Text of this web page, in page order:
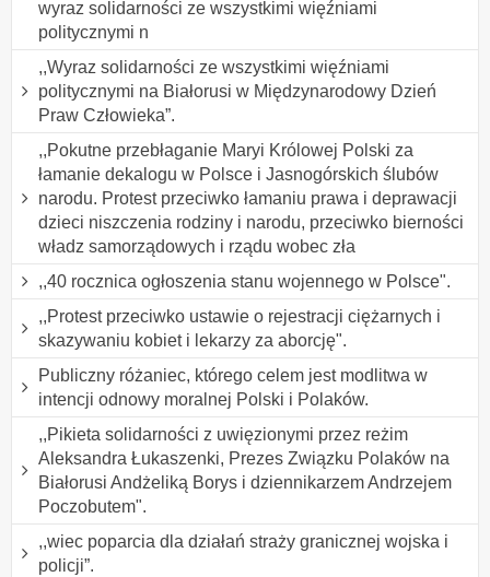
wyraz solidarności ze wszystkimi więźniami
politycznymi n
,,Wyraz solidarności ze wszystkimi więźniami
politycznymi na Białorusi w Międzynarodowy Dzień
Praw Człowieka”.
,,Pokutne przebłaganie Maryi Królowej Polski za
łamanie dekalogu w Polsce i Jasnogórskich ślubów
narodu. Protest przeciwko łamaniu prawa i deprawacji
dzieci niszczenia rodziny i narodu, przeciwko bierności
władz samorządowych i rządu wobec zła
,,40 rocznica ogłoszenia stanu wojennego w Polsce".
,,Protest przeciwko ustawie o rejestracji ciężarnych i
skazywaniu kobiet i lekarzy za aborcję".
Publiczny różaniec, którego celem jest modlitwa w
intencji odnowy moralnej Polski i Polaków.
,,Pikieta solidarności z uwięzionymi przez reżim
Aleksandra Łukaszenki, Prezes Związku Polaków na
Białorusi Andżeliką Borys i dziennikarzem Andrzejem
Poczobutem".
,,wiec poparcia dla działań straży granicznej wojska i
policji”.